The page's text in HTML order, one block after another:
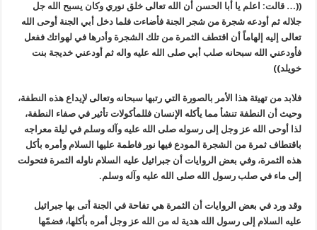
((… قالت: اعلم يا أبا الحسن أن الله تعالى خلق نوري وكان يسبح الله جل
جلاله ثم أودعه شجرة من شجر الجنة فأضاءت فلما دخل أبي الجنة أوحى الله
تعالى إليه إلهاماً أن اقتطف الثمرة من تلك الشجرة وأدرها في لهواتك ففعل
فأودعني الله سبحانه صلب أبي صلى الله عليه واله ثم أودعني خديجة بنت
خويلد))
فلابد من تهيئة هذا الأمر بالصورة التي رتبها سبحانه وتعالى لإيداع هذه النطفة،
وحيث أن النطفة تنشأ مما يأكله الإنسان فللمأكولات تأثير في صفاء النطفة،
لذا أوحى الله عز وجل إلى رسوله صلى الله عليه وآله وسلم في ليلة معراجه
باقتطاف ثمرة من الشجرة المودع فيها نور فاطمة عليها السلام وأمره بأكل
هذه الثمرة، وفي بعض الروايات أن جبرائيل عليه السلام ناوله الثمرة فتحولت
إلى ماء في صلب رسول الله صلى الله عليه وآله وسلم.
وقد ورد في بعض الروايات أن الثمرة هي تفاحة في الجنة أتى بها جبرائيل
عليه السلام إلى رسول الله هدية له من الله عز وجل أمره بأكلها، فضمّها